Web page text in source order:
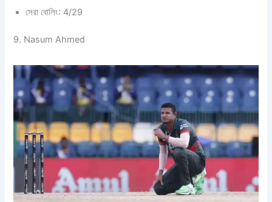
সেরা বোলিং: 4/29
9. Nasum Ahmed